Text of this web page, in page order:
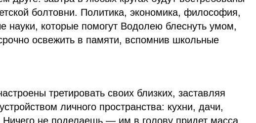
болтовни. Политика, экономика, философия,
которые помогут Водолею блеснуть умом,
освежить в памяти, вспомнив школьные
третировать своих близких, заставляя
личного пространства: кухни, дачи,
Ничего не поделаешь — им в голову придет масса